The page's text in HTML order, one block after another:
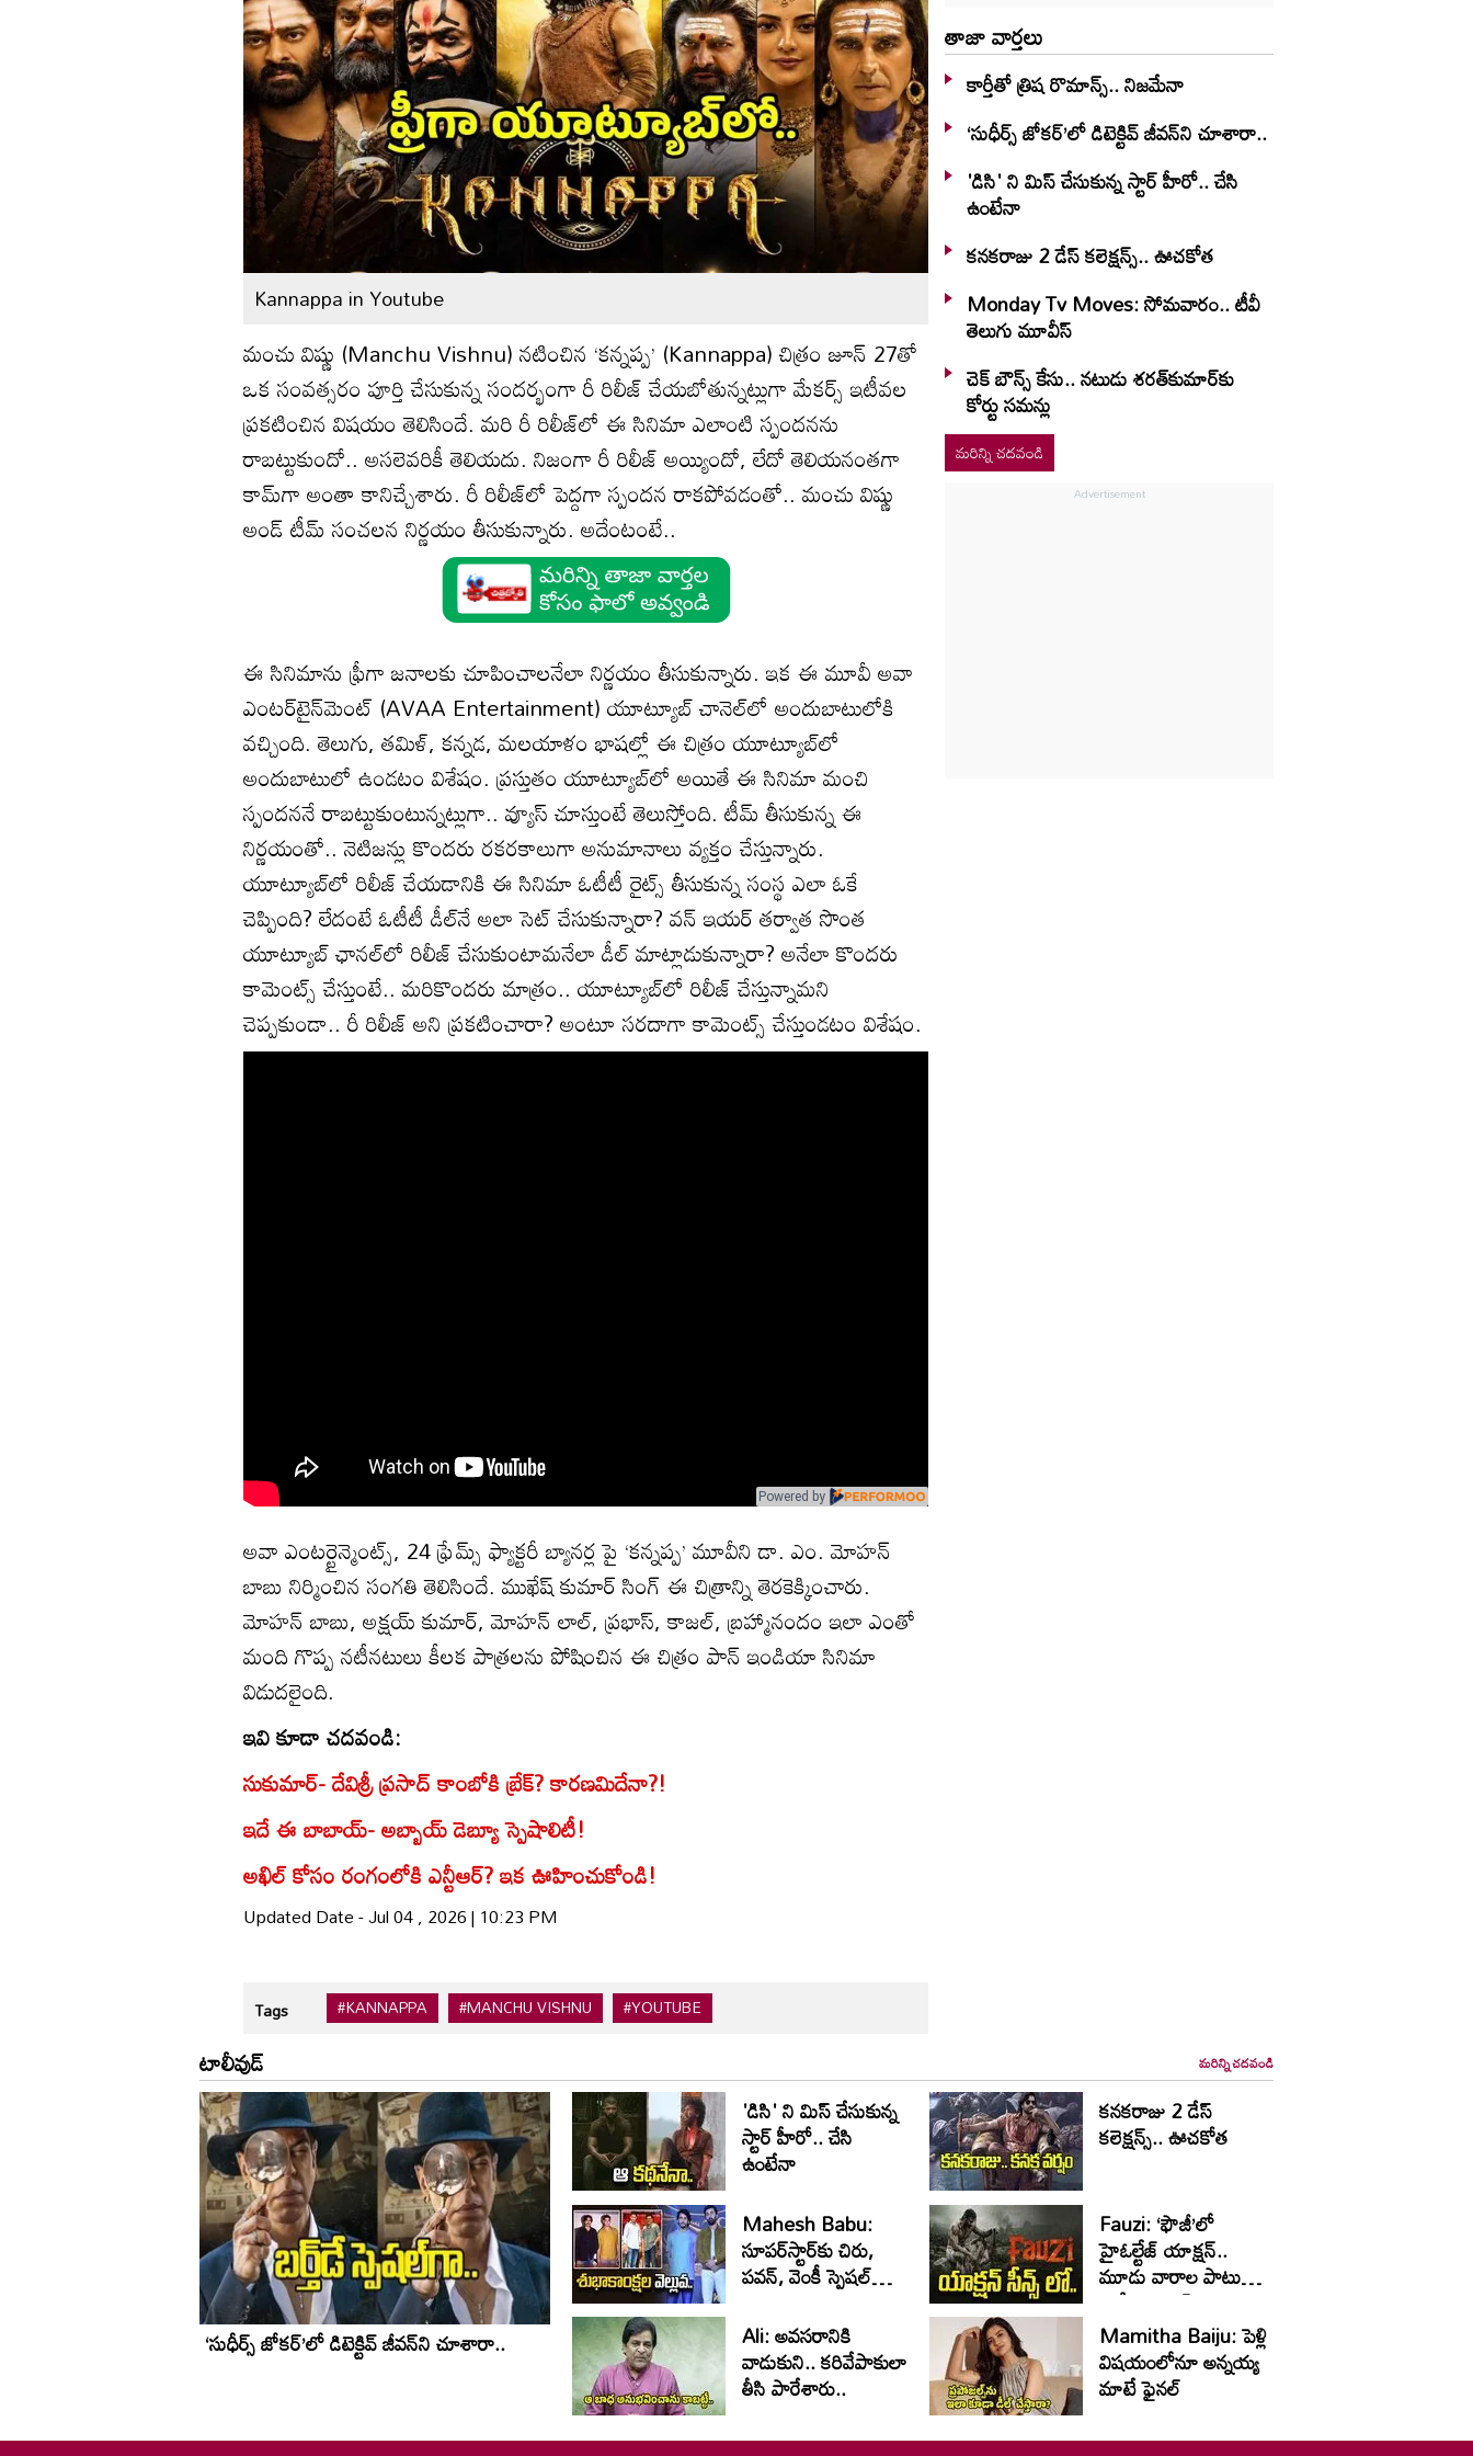
Kannappa in Youtube
మంచు విష్ణు (Manchu Vishnu) నటించిన ‘కన్నప్ప’ (Kannappa) చిత్రం జూన్ 27తో
ఒక సంవత్సరం పూర్తి చేసుకున్న సందర్భంగా రీ రిలీజ్ చేయబోతున్నట్లుగా మేకర్స్ ఇటీవల
ప్రకటించిన విషయం తెలిసిందే. మరి రీ రిలీజ్‌లో ఈ సినిమా ఎలాంటి స్పందనను
రాబట్టుకుందో.. అసలెవరికీ తెలియదు. నిజంగా రీ రిలీజ్ అయ్యిందో, లేదో తెలియనంతగా
కామ్‌గా అంతా కానిచ్చేశారు. రీ రిలీజ్‌లో పెద్దగా స్పందన రాకపోవడంతో.. మంచు విష్ణు
అండ్ టీమ్ సంచలన నిర్ణయం తీసుకున్నారు. అదేంటంటే..
ఈ సినిమాను ఫ్రీగా జనాలకు చూపించాలనేలా నిర్ణయం తీసుకున్నారు. ఇక ఈ మూవీ అవా
ఎంటర్‌టైన్‌మెంట్ (AVAA Entertainment) యూట్యూబ్ చానెల్‌లో అందుబాటులోకి
వచ్చింది. తెలుగు, తమిళ్, కన్నడ, మలయాళం భాషల్లో ఈ చిత్రం యూట్యూబ్‌లో
అందుబాటులో ఉండటం విశేషం. ప్రస్తుతం యూట్యూబ్‌లో అయితే ఈ సినిమా మంచి
స్పందననే రాబట్టుకుంటున్నట్లుగా.. వ్యూస్ చూస్తుంటే తెలుస్తోంది. టీమ్ తీసుకున్న ఈ
నిర్ణయంతో.. నెటిజన్లు కొందరు రకరకాలుగా అనుమానాలు వ్యక్తం చేస్తున్నారు.
యూట్యూబ్‌లో రిలీజ్ చేయడానికి ఈ సినిమా ఓటీటీ రైట్స్ తీసుకున్న సంస్థ ఎలా ఓకే
చెప్పింది? లేదంటే ఓటీటీ డీల్‌నే అలా సెట్ చేసుకున్నారా? వన్ ఇయర్ తర్వాత సొంత
యూట్యూబ్ ఛానల్‌లో రిలీజ్ చేసుకుంటామనేలా డీల్ మాట్లాడుకున్నారా? అనేలా కొందరు
కామెంట్స్ చేస్తుంటే.. మరికొందరు మాత్రం.. యూట్యూబ్‌లో రిలీజ్ చేస్తున్నామని
చెప్పకుండా.. రీ రిలీజ్ అని ప్రకటించారా? అంటూ సరదాగా కామెంట్స్ చేస్తుండటం విశేషం.
Powered by
అవా ఎంటర్టైన్మెంట్స్, 24 ఫ్రేమ్స్ ఫ్యాక్టరీ బ్యానర్ల పై ‘కన్నప్ప’ మూవీని డా. ఎం. మోహన్
బాబు నిర్మించిన సంగతి తెలిసిందే. ముఖేష్ కుమార్ సింగ్ ఈ చిత్రాన్ని తెరకెక్కించారు.
మోహన్ బాబు, అక్షయ్ కుమార్, మోహన్ లాల్, ప్రభాస్, కాజల్, బ్రహ్మానందం ఇలా ఎంతో
మంది గొప్ప నటీనటులు కీలక పాత్రలను పోషించిన ఈ చిత్రం పాన్ ఇండియా సినిమా
విడుదలైంది.
ఇవి కూడా చదవండి:
సుకుమార్- దేవిశ్రీ ప్రసాద్ కాంబోకి బ్రేక్? కారణమిదేనా?!
ఇదే ఈ బాబాయ్- అబ్బాయ్ డెబ్యూ స్పెషాలిటీ!
అఖిల్ కోసం రంగంలోకి ఎన్టీఆర్? ఇక ఊహించుకోండి!
Updated Date - Jul 04 , 2026 | 10:23 PM
Tags #KANNAPPA #MANCHU VISHNU #YOUTUBE
తాజా వార్తలు
కార్తీతో త్రిష రొమాన్స్.. నిజమేనా
‘సుధీర్స్ జోకర్’లో డిటెక్టివ్ జీవన్‌ని చూశారా..
'డిసి' ని మిస్ చేసుకున్న స్టార్ హీరో.. చేసి
ఉంటేనా
కనకరాజు 2 డేస్ కలెక్షన్స్.. ఊచకోత
Monday Tv Moves: సోమ‌వారం.. టీవీ
తెలుగు మూవీస్‌
చెక్ బౌన్స్ కేసు.. నటుడు శరత్‌కుమార్‌కు
కోర్టు సమన్లు
మరిన్ని చదవండి
టాలీవుడ్ మరిన్ని చదవండి
‘సుధీర్స్ జోకర్’లో డిటెక్టివ్ జీవన్‌ని చూశారా..
'డిసి' ని మిస్ చేసుకున్న
స్టార్ హీరో.. చేసి
ఉంటేనా
కనకరాజు 2 డేస్
కలెక్షన్స్.. ఊచకోత
Mahesh Babu:
సూపర్‌స్టార్‌కు చిరు,
పవన్‌, వెంకీ స్పెషల్‌
Fauzi: ‘ఫౌజీ’లో
హైఓల్టేజ్‌ యాక్షన్‌..
మూడు వారాల పాటు
భారీ షెడ్యూల్‌
Ali: అవసరానికి
వాడుకుని.. కరివేపాకులా
తీసి పారేశారు..
Mamitha Baiju: పెళ్లి
విషయంలోనూ అన్నయ్య
మాటే ఫైనల్‌